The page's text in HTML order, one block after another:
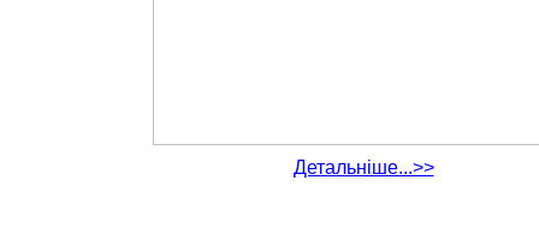
Детальніше...>>